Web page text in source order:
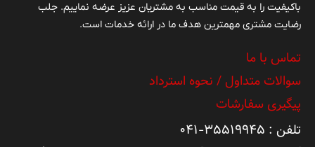
باکیفیت را به قیمت مناسب به مشتریان عزیز عرضه نماییم. جلب
رضایت مشتری مهمترین هدف ما در ارائه خدمات است.
تماس با ما
سوالات متداول / نحوه استرداد
پیگیری سفارشات
تلفن : ۳۵۵۱۹۹۴۵-۰۴۱